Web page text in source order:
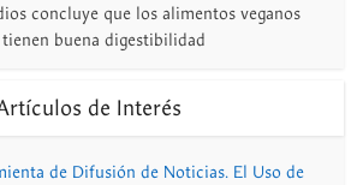
concluye que los alimentos veganos
buena digestibilidad
de Interés
de Difusión de Noticias. El Uso de